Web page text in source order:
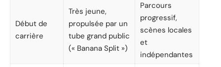
Début de
carrière
Très jeune,
propulsée par un
tube grand public
(« Banana Split »)
Parcours
progressif,
scènes locales
et
indépendantes